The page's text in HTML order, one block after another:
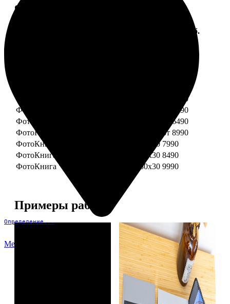
Определение...
Меню
Форматы и цены
Цена, руб.
ФотоКнига "Премиум" 20x30
от 4990
ФотоКнига "Премиум" 25x25
от 5990
ФотоКнига "Премиум" 30x30
от 6490
ФотоКнига "Премиум" 30x45
от 8990
ФотоКнига "Премиум" Свадебная 20x20 7990
ФотоКнига "Премиум" Свадебная 20x30 8490
ФотоКнига "Премиум" Свадебная 30x30 9990
Примеры работ